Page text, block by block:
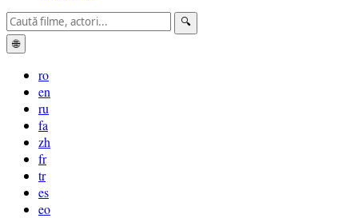
🔍
🌐
ro
en
ru
fa
zh
fr
tr
es
eo